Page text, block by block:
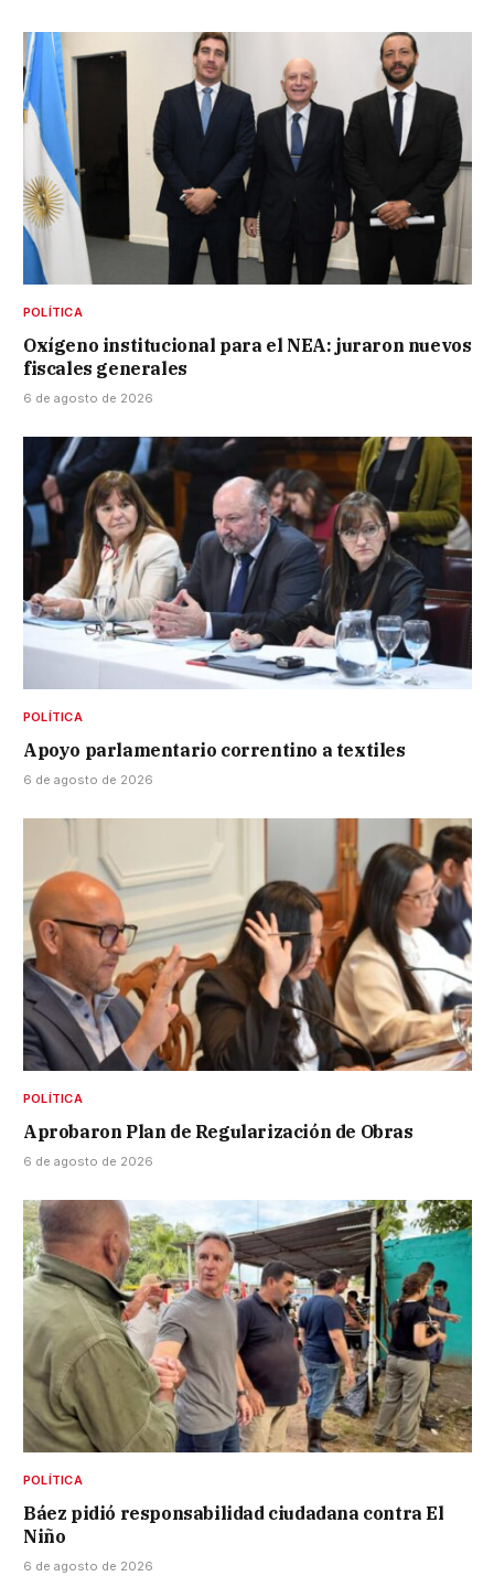
POLÍTICA
Oxígeno institucional para el NEA: juraron nuevos
fiscales generales
6 de agosto de 2026
POLÍTICA
Apoyo parlamentario correntino a textiles
6 de agosto de 2026
POLÍTICA
Aprobaron Plan de Regularización de Obras
6 de agosto de 2026
POLÍTICA
Báez pidió responsabilidad ciudadana contra El
Niño
6 de agosto de 2026